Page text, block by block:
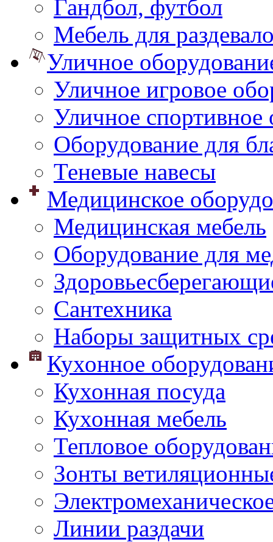
Гандбол, футбол
Мебель для
Уличное
Уличное игровое
Уличное спортивное
Оборудование для
Теневые навесы
Медицинское
Медицинская мебель
Оборудование для
Сантехника
Наборы защитных
Кухонное
Кухонная посуда
Кухонная мебель
Тепловое
Зонты
Линии раздачи